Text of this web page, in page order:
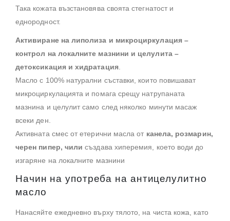
Така кожата възстановява своята стегнатост и
еднородност.
Активиране на липолиза и микроциркулация –
контрол на локалните мазнини и целулита –
детоксикация и хидратация.
Масло с 100% натурални съставки, които повишават
микроциркулацията и помага срещу натрупаната
мазнина и целулит само след няколко минути масаж
всеки ден.
Активната смес от етерични масла от канела, розмарин,
черен пипер, чили създава хиперемия, което води до
изгаряне на локалните мазнини
Начин на употреба на антицелулитно
масло
Нанасяйте ежедневно върху тялото, на чиста кожа, като